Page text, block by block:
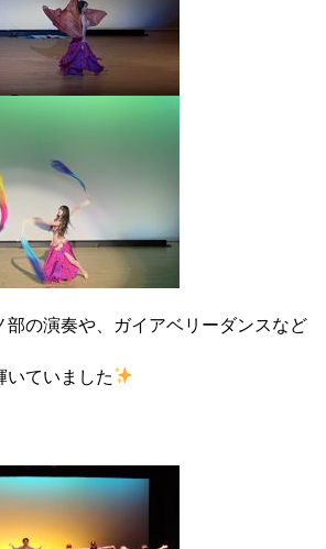
部の演奏や、ガイアベリーダンスなど
いていました